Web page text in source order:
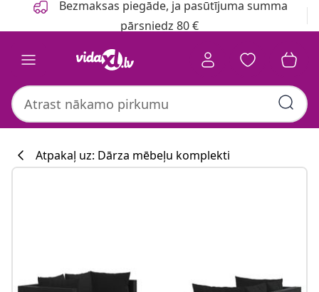
Bezmaksas piegāde, ja pasūtījuma summa
pārsniedz 80 €
Atpakaļ uz: Dārza mēbeļu komplekti